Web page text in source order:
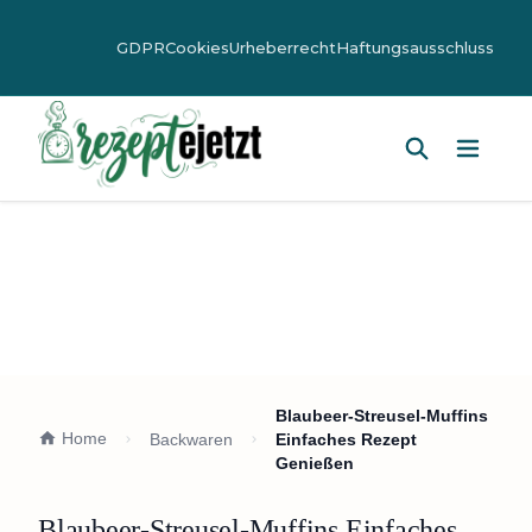
GDPRCookiesUrheberrechtHaftungsausschluss
Home Backwaren
Blaubeer-Streusel-Muffins
Einfaches Rezept
Genießen